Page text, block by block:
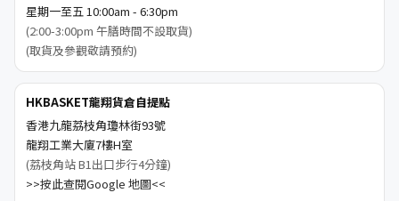
星期一至五 10:00am - 6:30pm
(2:00-3:00pm 午膳時間不設取貨)
(取貨及參觀敬請預約)
HKBASKET龍翔貨倉自提點
香港九龍荔枝角瓊林街93號
龍翔工業大廈7樓H室
(荔枝角站 B1出口步行4分鐘)
>>按此查閱Google 地圖<<